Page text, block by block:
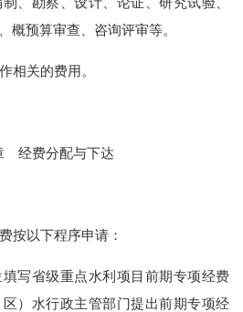
概预算审查、咨询评审等。
相关的费用。
经费分配与下达
按以下程序申请：
写省级重点水利项目前期专项经费
）水行政主管部门提出前期专项经